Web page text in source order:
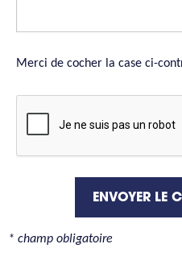
Merci de cocher la case ci-
ENVOYER LE
* champ obligatoire